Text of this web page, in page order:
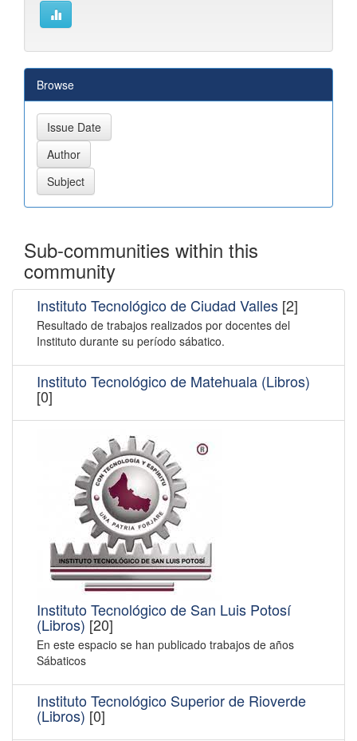
Browse
Sub-communities within this
community
Instituto Tecnológico de Ciudad Valles [2]
Resultado de trabajos realizados por docentes del
Instituto durante su período sábatico.
Instituto Tecnológico de Matehuala (Libros)
[0]
Instituto Tecnológico de San Luis Potosí
(Libros) [20]
En este espacio se han publicado trabajos de años
Sábaticos
Instituto Tecnológico Superior de Rioverde
(Libros) [0]